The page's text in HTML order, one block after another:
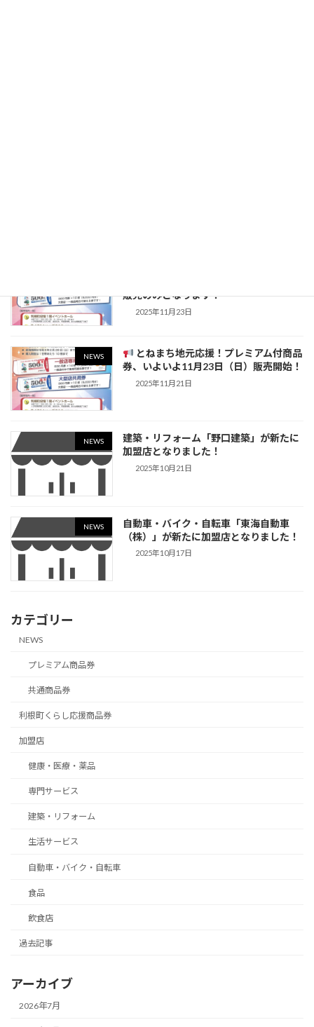
販売のみとなります！
2025年11月23日
NEWS
とねまち地元応援！プレミアム付商品
券、いよいよ11月23日（日）販売開始！
2025年11月21日
NEWS
建築・リフォーム「野口建築」が新たに
加盟店となりました！
2025年10月21日
NEWS
自動車・バイク・自転車「東海自動車
（株）」が新たに加盟店となりました！
2025年10月17日
カテゴリー
NEWS
プレミアム商品券
共通商品券
利根町くらし応援商品券
加盟店
健康・医療・薬品
専門サービス
建築・リフォーム
生活サービス
自動車・バイク・自転車
食品
飲食店
過去記事
アーカイブ
2026年7月